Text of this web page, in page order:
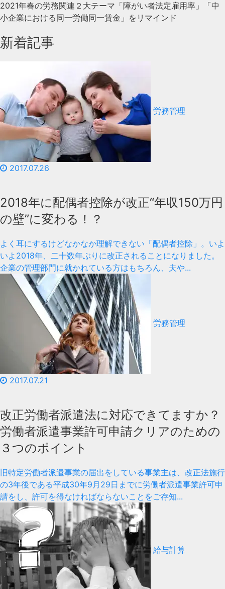
2021年春の労務関連２大テーマ「障がい者法定雇用率」「中
小企業における同一労働同一賃金」をリマインド
新着記事
労務管理
2017.07.26
2018年に配偶者控除が改正“年収150万円
の壁”に変わる！？
よく耳にするけどなかなか理解できない「配偶者控除」。いよ
いよ2018年、二十数年ぶりに改正されることになりました。
企業の管理部門に就かれている方はもちろん、夫や...
労務管理
2017.07.21
改正労働者派遣法に対応できてますか？
労働者派遣事業許可申請クリアのための
３つのポイント
旧特定労働者派遣事業の届出をしている事業主は、改正法施行
の3年後である平成30年9月29日までに労働者派遣事業許可申
請をし、許可を得なければならないことをご存知...
給与計算